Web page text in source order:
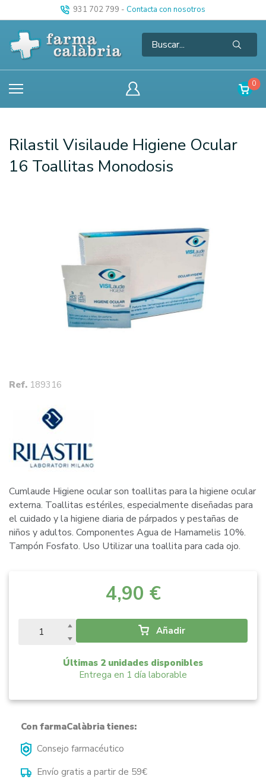
931 702 799 - Contacta con nosotros
0
Rilastil Visilaude Higiene Ocular
16 Toallitas Monodosis
Ref. 189316
Cumlaude Higiene ocular son toallitas para la higiene ocular
externa. Toallitas estériles, especialmente diseñadas para
el cuidado y la higiene diaria de párpados y pestañas de
niños y adultos. Componentes Agua de Hamamelis 10%.
Tampón Fosfato. Uso Utilizar una toallita para cada ojo.
4,90 €
Añadir
Últimas 2 unidades disponibles
Entrega en 1 día laborable
Con farmaCalàbria tienes:
Consejo farmacéutico
Envío gratis a partir de 59€